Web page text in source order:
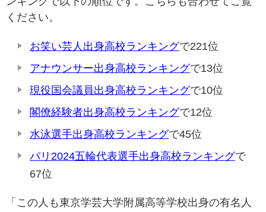
ください。
お笑い芸人出身高校ランキングで221位
アナウンサー出身高校ランキングで13位
現役国会議員出身高校ランキングで10位
閣僚経験者出身高校ランキングで12位
水泳選手出身高校ランキングで45位
パリ2024五輪代表選手出身高校ランキングで
67位
「この人も東京学芸大学附属高等学校出身の有名人